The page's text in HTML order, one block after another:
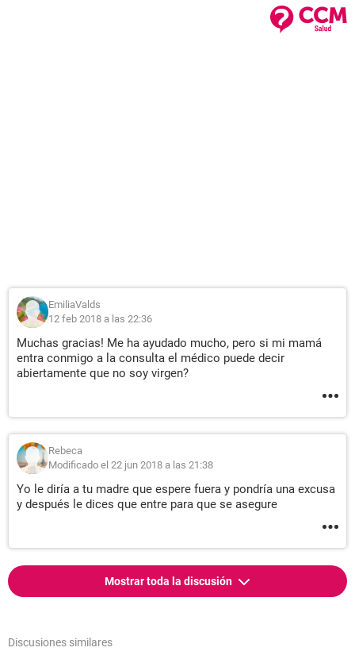
EmiliaValds
12 feb 2018 a las 22:36
Muchas gracias! Me ha ayudado mucho, pero si mi mamá
entra conmigo a la consulta el médico puede decir
abiertamente que no soy virgen?
Rebeca
Modificado el 22 jun 2018 a las 21:38
Yo le diría a tu madre que espere fuera y pondría una excusa
y después le dices que entre para que se asegure
Mostrar toda la discusión
Discusiones similares